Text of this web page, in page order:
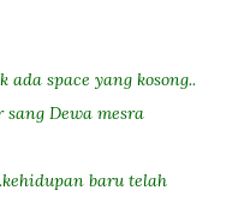
space yang kosong..
Dewa mesra
baru telah